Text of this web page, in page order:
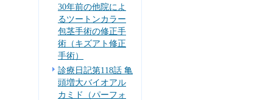
30年前の他院によ
るツートンカラー
包茎手術の修正手
術（キズアト修正
手術）
診療日記第118話 亀
頭増大バイオアル
カミド（パーフォ